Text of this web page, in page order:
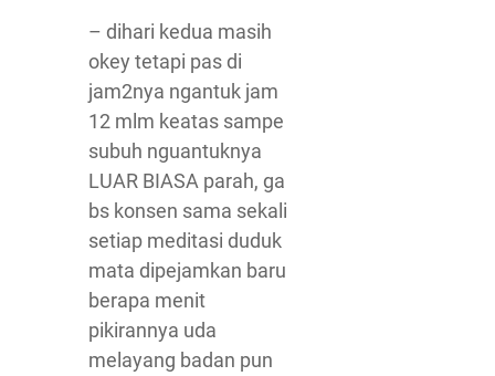
– dihari kedua masih
okey tetapi pas di
jam2nya ngantuk jam
12 mlm keatas sampe
subuh nguantuknya
LUAR BIASA parah, ga
bs konsen sama sekali
setiap meditasi duduk
mata dipejamkan baru
berapa menit
pikirannya uda
melayang badan pun